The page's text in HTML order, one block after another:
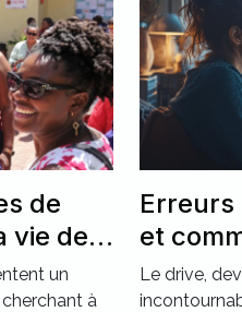
de
vie des
un
à
Erreurs
et
Le drive,